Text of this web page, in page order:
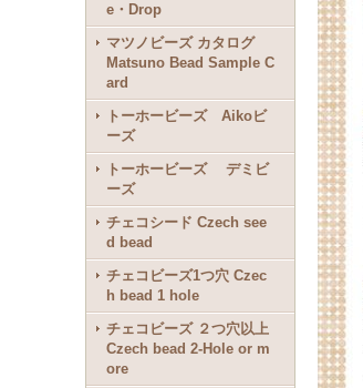
e・Drop
マツノビーズ カタログ
Matsuno Bead Sample C
ard
トーホービーズ Aikoビ
ーズ
トーホービーズ デミビ
ーズ
チェコシード Czech see
d bead
チェコビーズ1つ穴 Czec
h bead 1 hole
チェコビーズ ２つ穴以上
Czech bead 2-Hole or m
ore